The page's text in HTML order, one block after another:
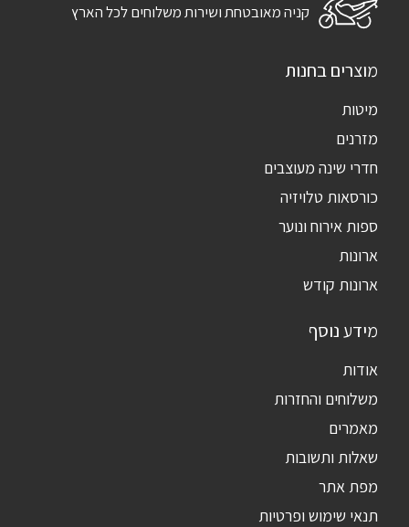
קניה מאובטחת ושירות משלוחים לכל הארץ
מוצרים בחנות
מיטות
מזרנים
חדרי שינה מעוצבים
כורסאות טלויזיה
ספות אירוח ונוער
ארונות
ארונות קודש
מידע נוסף
אודות
משלוחים והחזרות
מאמרים
שאלות ותשובות
מפת אתר
תנאי שימוש ופרטיות